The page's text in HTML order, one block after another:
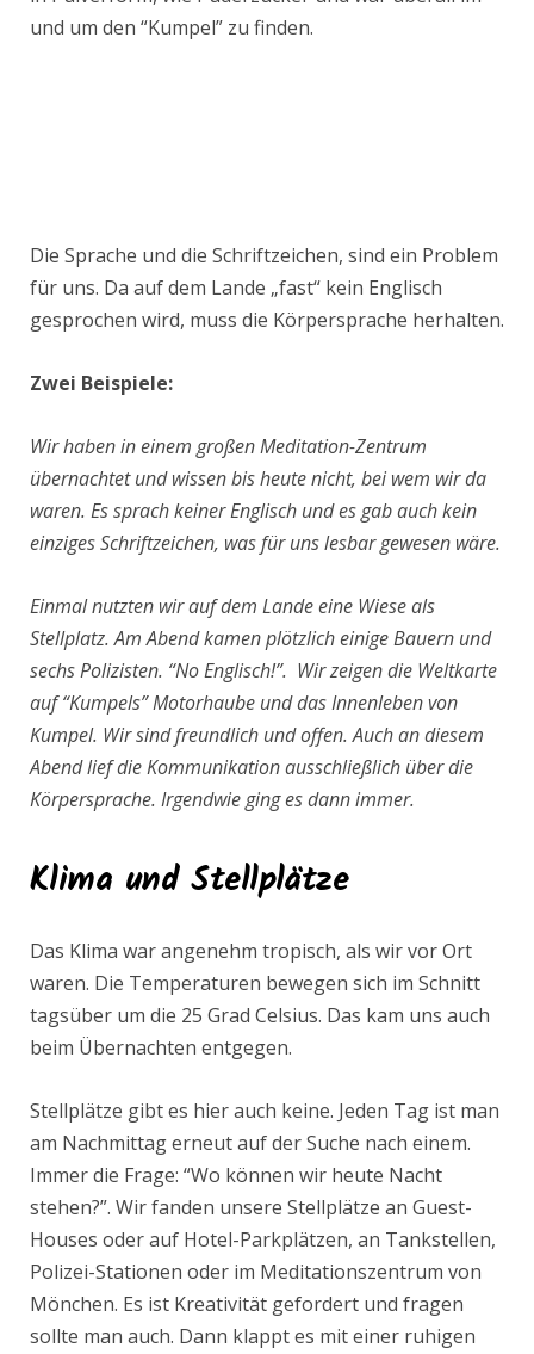
und um den “Kumpel” zu finden.
Die Sprache und die Schriftzeichen, sind ein Problem
für uns. Da auf dem Lande „fast“ kein Englisch
gesprochen wird, muss die Körpersprache herhalten.
Zwei Beispiele:
Wir haben in einem großen Meditation-Zentrum
übernachtet und wissen bis heute nicht, bei wem wir da
waren. Es sprach keiner Englisch und es gab auch kein
einziges Schriftzeichen, was für uns lesbar gewesen wäre.
Einmal nutzten wir auf dem Lande eine Wiese als
Stellplatz. Am Abend kamen plötzlich einige Bauern und
sechs Polizisten. “No Englisch!”. Wir zeigen die Weltkarte
auf “Kumpels” Motorhaube und das Innenleben von
Kumpel. Wir sind freundlich und offen. Auch an diesem
Abend lief die Kommunikation ausschließlich über die
Körpersprache. Irgendwie ging es dann immer.
Klima undStellplätze
Das Klima war angenehm tropisch, als wir vor Ort
waren. Die Temperaturen bewegen sich im Schnitt
tagsüber um die 25 Grad Celsius. Das kam uns auch
beim Übernachten entgegen.
Stellplätze gibt es hier auch keine. Jeden Tag ist man
am Nachmittag erneut auf der Suche nach einem.
Immer die Frage: “Wo können wir heute Nacht
stehen?”. Wir fanden unsere Stellplätze an Guest-
Houses oder auf Hotel-Parkplätzen, an Tankstellen,
Polizei-Stationen oder im Meditationszentrum von
Mönchen. Es ist Kreativität gefordert und fragen
sollte man auch. Dann klappt es mit einer ruhigen